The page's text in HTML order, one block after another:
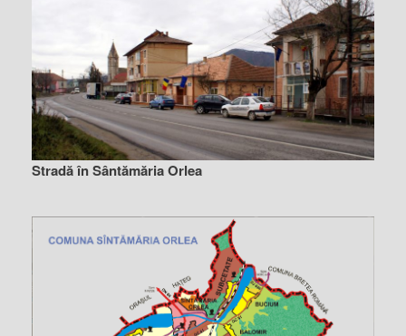
Stradă în Sântămăria Orlea